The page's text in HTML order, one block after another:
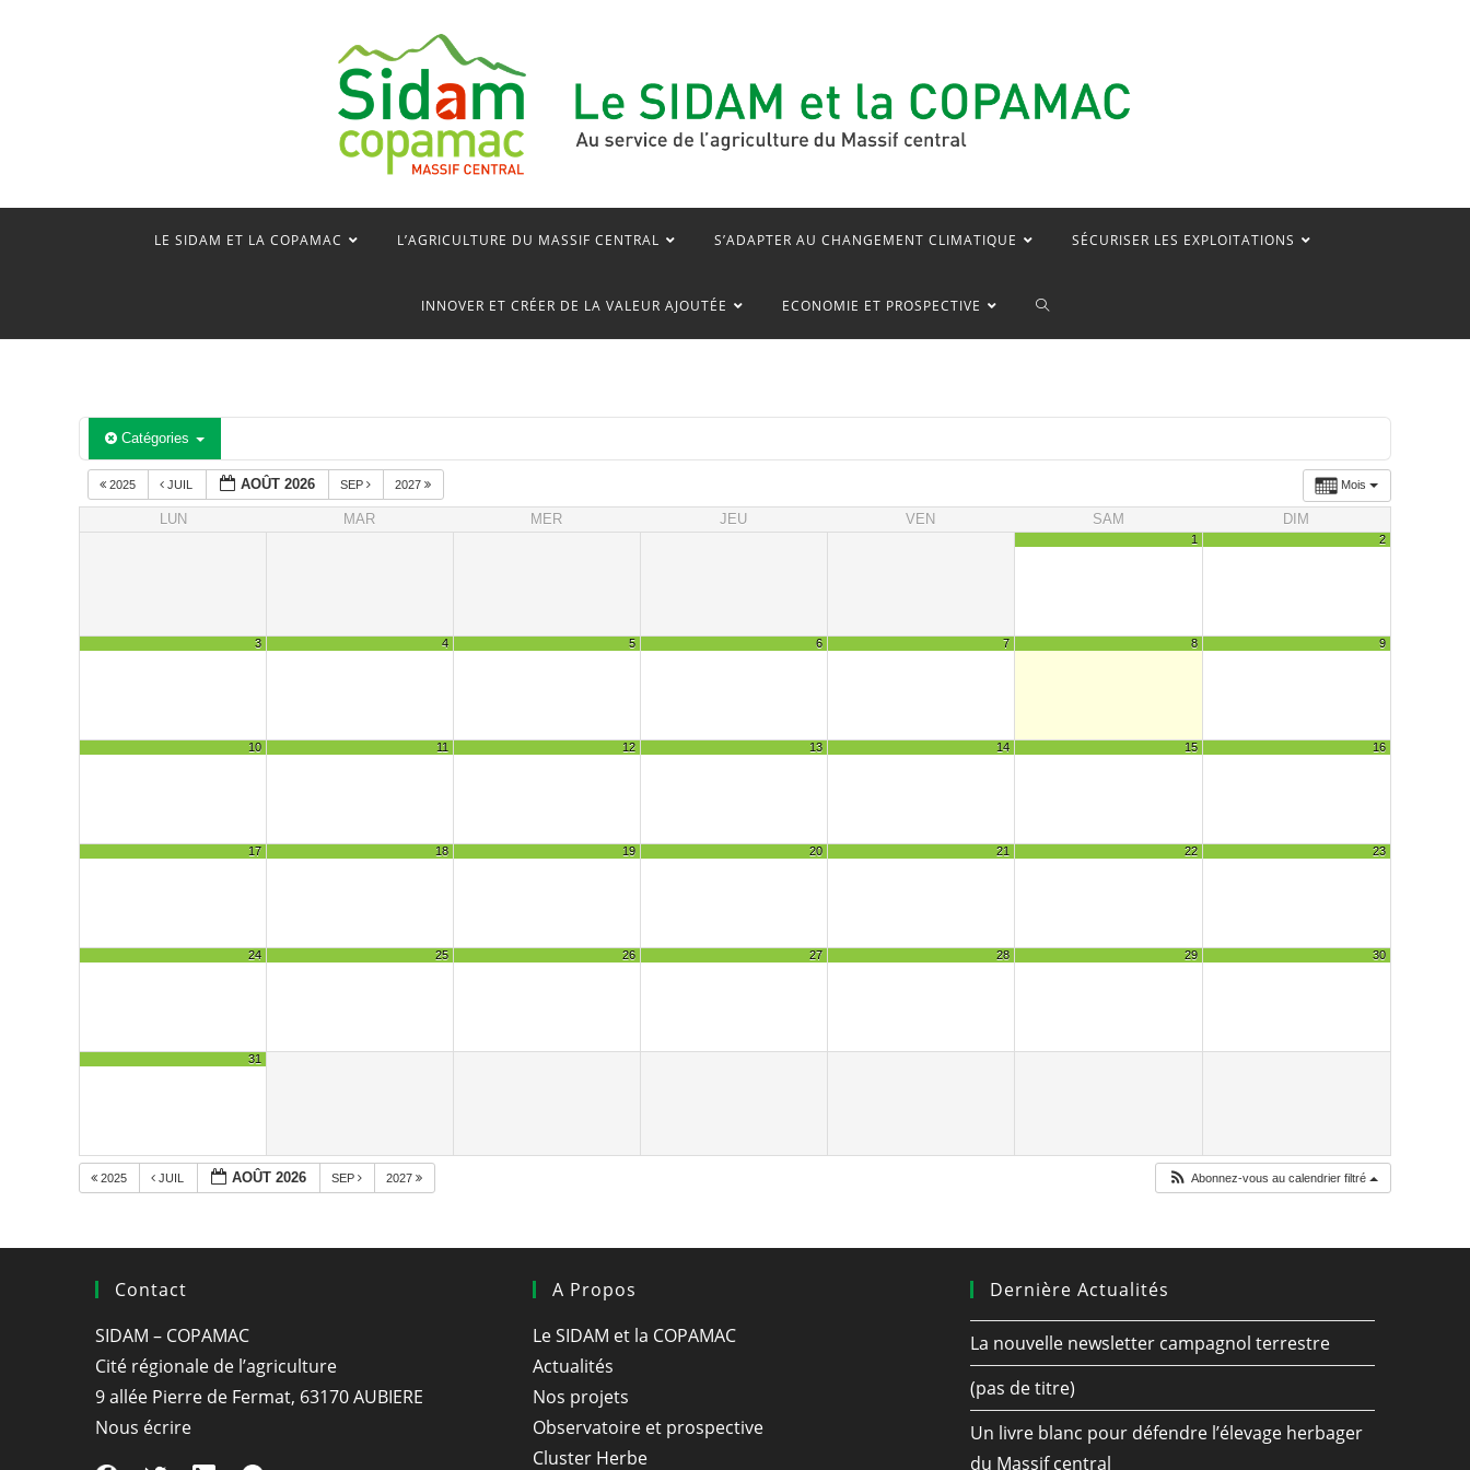
LE SIDAM ET LA COPAMAC L’AGRICULTURE DU MASSIF CENTRAL S’ADAPTER AU CHANGEMENT CLIMATIQUE SÉCURISER LES EXPLOITATIONS
INNOVER ET CRÉER DE LA VALEUR AJOUTÉE ECONOMIE ET PROSPECTIVE TOGGLE
Catégories
Mois
2025 JUIL AOÛT 2026 SEP 2027
LUN MAR MER JEU VEN SAM DIM
1 2
3 4 5 6 7 8 9
10 11 12 13 14 15 16
17 18 19 20 21 22 23
24 25 26 27 28 29 30
31
2025 JUIL AOÛT 2026 SEP 2027 Abonnez-vous au calendrier filtré
Contact
SIDAM – COPAMAC
Cité régionale de l’agriculture
9 allée Pierre de Fermat, 63170 AUBIERE
Nous écrire
A Propos
Le SIDAM et la COPAMAC
Actualités
Nos projets
Observatoire et prospective
Cluster Herbe
Dernière Actualités
La nouvelle newsletter campagnol terrestre
(pas de titre)
Un livre blanc pour défendre l’élevage herbager
du Massif central